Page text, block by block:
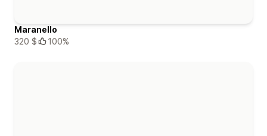
Maranello
320 $
100%